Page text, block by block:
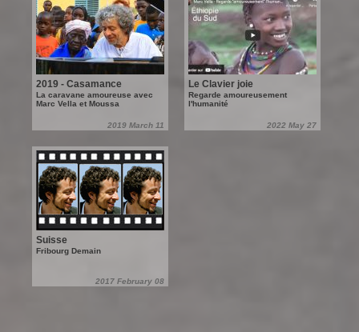
2019 - Casamance
La caravane amoureuse avec
Marc Vella et Moussa
2019 March 11
Le Clavier joie
Regarde amoureusement
l'humanité
2022 May 27
Suisse
Fribourg Demain
2017 February 08